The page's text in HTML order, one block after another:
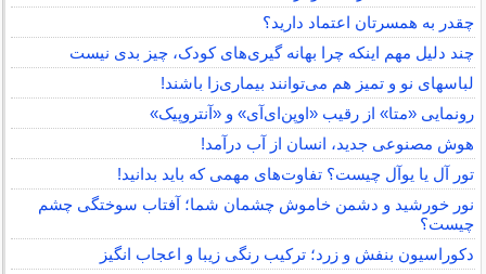
چقدر به همسرتان اعتماد دارید؟
چند دلیل مهم اینکه چرا بهانه گیری‌های کودک، چیز بدی نیست
لباس‎های نو و تمیز هم می‌توانند بیماری‌زا باشند!
رونمایی «متا» از رقیب «اوپن‌ای‌آی» و «آنتروپیک»
هوش مصنوعی جدید، انسان از آب درآمد!
تور آل یا یوآل چیست؟ تفاوت‌های مهمی که باید بدانید!
نور خورشید و دشمن خاموش چشمان شما؛ آفتاب سوختگی چشم
چیست؟
دکوراسیون بنفش و زرد؛ ترکیب رنگی زیبا و اعجاب انگیز